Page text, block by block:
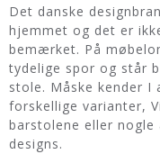
Det danske
hjemmet og det er
bemærket. På
tydelige spor og står
stole. Måske kender I
forskellige varianter,
barstolene eller nogle
designs.